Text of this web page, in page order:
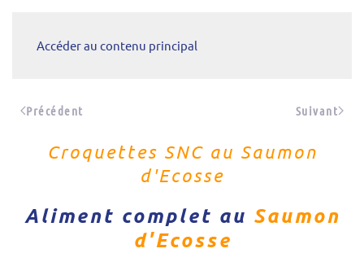
Accéder au contenu principal
Précédent Suivant
Croquettes SNC au Saumon
d'Ecosse
Aliment complet au Saumon
d'Ecosse